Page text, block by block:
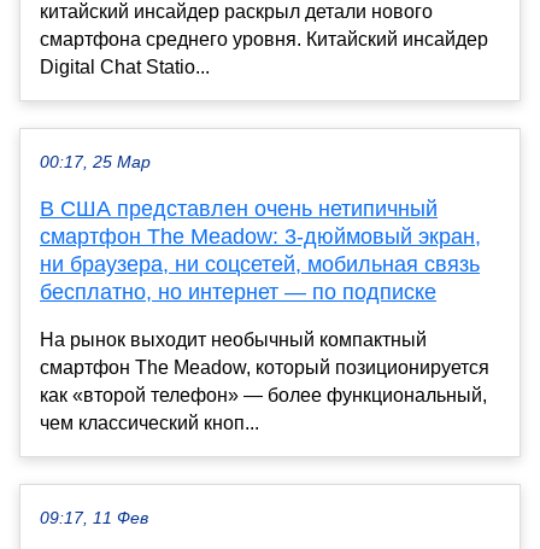
китайский инсайдер раскрыл детали нового
смартфона среднего уровня. Китайский инсайдер
Digital Chat Statio...
00:17, 25 Мар
В США представлен очень нетипичный
смартфон The Meadow: 3-дюймовый экран,
ни браузера, ни соцсетей, мобильная связь
бесплатно, но интернет — по подписке
На рынок выходит необычный компактный
смартфон The Meadow, который позиционируется
как «второй телефон» — более функциональный,
чем классический кноп...
09:17, 11 Фев